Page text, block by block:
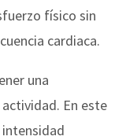
físico sin
cardiaca.
una
En este